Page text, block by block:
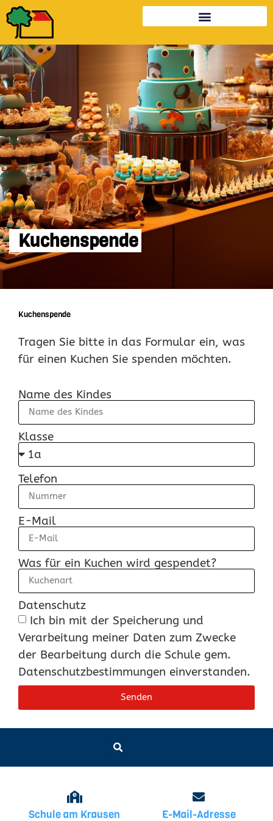
Kuchenspende
Kuchenspende
Tragen Sie bitte in das Formular ein, was
für einen Kuchen Sie spenden möchten.
Name des Kindes
Klasse
Telefon
E-Mail
Was für ein Kuchen wird gespendet?
Datenschutz
Ich bin mit der Speicherung und
Verarbeitung meiner Daten zum Zwecke
der Bearbeitung durch die Schule gem.
Datenschutzbestimmungen einverstanden.
Senden
Schule am Krausen
E-Mail-Adresse